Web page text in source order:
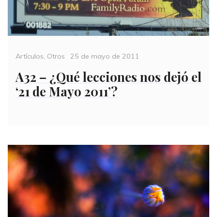
Categories
Artículos, Otros
Posted
25 de mayo de 2011
A32 – ¿Qué lecciones nos dejó el
‘21 de Mayo 2011’?